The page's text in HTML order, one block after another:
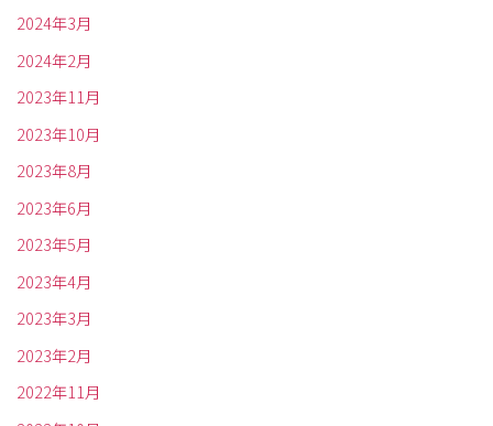
2024年3月
2024年2月
2023年11月
2023年10月
2023年8月
2023年6月
2023年5月
2023年4月
2023年3月
2023年2月
2022年11月